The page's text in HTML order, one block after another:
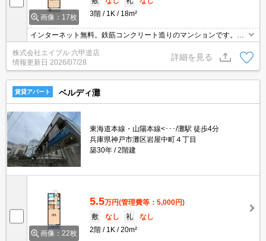
画像：17枚
3階
1K 18m²
インターネット無料。鉄筋コンクリート造りのマンションです。宅
配ボックスあり。ペット応相談。
株式会社エイブル 六甲道店
情報更新日 2026/07/28
詳細を見る
賃貸アパート ベルディ灘
東海道本線・山陽本線<･･･/灘駅 徒歩4分
兵庫県神戸市灘区岩屋中町４丁目
築30年
2階建
画像：22枚
5.5万円(管理費等：5,000円)
敷
なし 礼
なし
2階
1K 20m²